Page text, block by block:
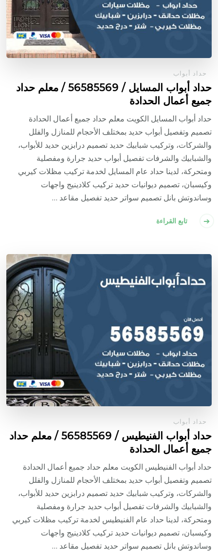
حداد أبواب
حداد أبواب المسايل / 56585569 / معلم حداد
جميع أعمال الحدادة
حداد أبواب المسايل الكويت معلم حداد جميع أعمال الحدادة
تصميم وتفصيل أبواب حديد بمختلف الأحجام للمنازل والفلل
والشركات، وتركيب شبابيك حديد تصميم درابزين حديد للأبواب،
والشبابيك والشرفات تفصيل أبواب حديد جرارة ومفصلية
ومتحركة، لدينا حداد عام المسايل لخدمة تركيب مظلات كيربي
وكيسبان، تصميم ديوانيات حديد تركيب كلادينيج واجهات
وساندوتش بانل تصميم سواتر حديد تفصيل مقاعد …
تابع القراءة
حداد أبواب
حداد أبواب الفنيطيس / 56585569 / معلم حداد
جميع أعمال الحدادة
حداد أبواب الفنيطيس الكويت معلم حداد جميع أعمال الحدادة
تصميم وتفصيل أبواب حديد بمختلف الأحجام للمنازل والفلل
والشركات، وتركيب شبابيك حديد تصميم درابزين حديد للأبواب،
والشبابيك والشرفات تفصيل أبواب حديد جرارة ومفصلية
ومتحركة، لدينا حداد عام الفنيطيس لخدمة تركيب مظلات كيربي
وكيسبان، تصميم ديوانيات حديد تركيب كلادينيج واجهات
وساندوتش بانل تصميم سواتر حديد تفصيل مقاعد …